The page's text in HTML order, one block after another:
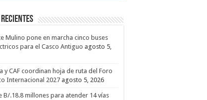
Mulino pone en marcha cinco buses
para el Casco Antiguo agosto 5,
y CAF coordinan hoja de ruta del Foro
Internacional 2027 agosto 5, 2026
B/.18.8 millones para atender 14 vías